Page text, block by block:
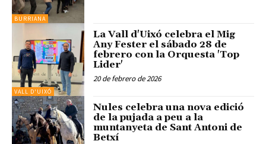
BURRIANA
VALL D'UIXÓ
La Vall d'Uixó celebra el Mig
Any Fester el sábado 28 de
febrero con la Orquesta 'Top
Lider'
20 de febrero de 2026
Nules celebra una nova edició
de la pujada a peu a la
muntanyeta de Sant Antoni de
Betxí